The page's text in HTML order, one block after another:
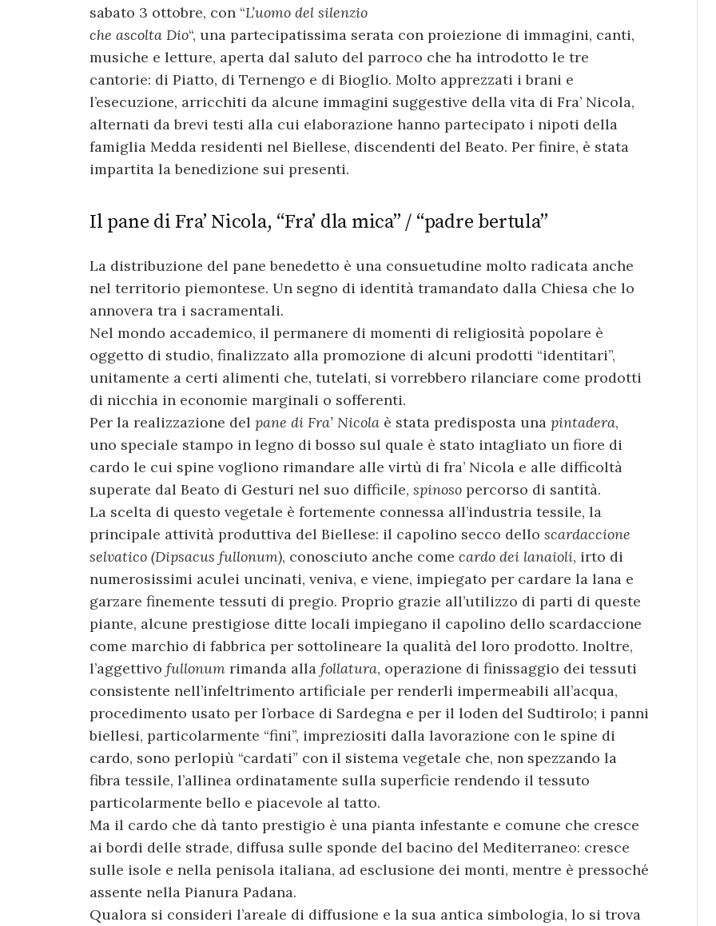
sabato 3 ottobre, con “L’uomo del silenzio
che ascolta Dio“, una partecipatissima serata con proiezione di immagini, canti,
musiche e letture, aperta dal saluto del parroco che ha introdotto le tre
cantorie: di Piatto, di Ternengo e di Bioglio. Molto apprezzati i brani e
l’esecuzione, arricchiti da alcune immagini suggestive della vita di Fra’ Nicola,
alternati da brevi testi alla cui elaborazione hanno partecipato i nipoti della
famiglia Medda residenti nel Biellese, discendenti del Beato. Per finire, è stata
impartita la benedizione sui presenti.
Il pane di Fra’ Nicola, “Fra’ dla mica” / “padre bertula”
La distribuzione del pane benedetto è una consuetudine molto radicata anche
nel territorio piemontese. Un segno di identità tramandato dalla Chiesa che lo
annovera tra i sacramentali.
Nel mondo accademico, il permanere di momenti di religiosità popolare è
oggetto di studio, finalizzato alla promozione di alcuni prodotti “identitari”,
unitamente a certi alimenti che, tutelati, si vorrebbero rilanciare come prodotti
di nicchia in economie marginali o sofferenti.
Per la realizzazione del pane di Fra’ Nicola è stata predisposta una pintadera,
uno speciale stampo in legno di bosso sul quale è stato intagliato un fiore di
cardo le cui spine vogliono rimandare alle virtù di fra’ Nicola e alle difficoltà
superate dal Beato di Gesturi nel suo difficile, spinoso percorso di santità.
La scelta di questo vegetale è fortemente connessa all’industria tessile, la
principale attività produttiva del Biellese: il capolino secco dello scardaccione
selvatico (Dipsacus fullonum), conosciuto anche come cardo dei lanaioli, irto di
numerosissimi aculei uncinati, veniva, e viene, impiegato per cardare la lana e
garzare finemente tessuti di pregio. Proprio grazie all’utilizzo di parti di queste
piante, alcune prestigiose ditte locali impiegano il capolino dello scardaccione
come marchio di fabbrica per sottolineare la qualità del loro prodotto. Inoltre,
l’aggettivo fullonum rimanda alla follatura, operazione di finissaggio dei tessuti
consistente nell’infeltrimento artificiale per renderli impermeabili all’acqua,
procedimento usato per l’orbace di Sardegna e per il loden del Sudtirolo; i panni
biellesi, particolarmente “fini”, impreziositi dalla lavorazione con le spine di
cardo, sono perlopiù “cardati” con il sistema vegetale che, non spezzando la
fibra tessile, l’allinea ordinatamente sulla superficie rendendo il tessuto
particolarmente bello e piacevole al tatto.
Ma il cardo che dà tanto prestigio è una pianta infestante e comune che cresce
ai bordi delle strade, diffusa sulle sponde del bacino del Mediterraneo: cresce
sulle isole e nella penisola italiana, ad esclusione dei monti, mentre è pressoché
assente nella Pianura Padana.
Qualora si consideri l’areale di diffusione e la sua antica simbologia, lo si trova